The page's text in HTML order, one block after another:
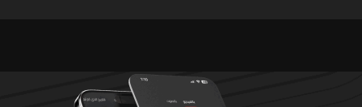
لبنان وإسرائيل اختتمت مبكرا
اليوم بسبب تطورات ميدانية